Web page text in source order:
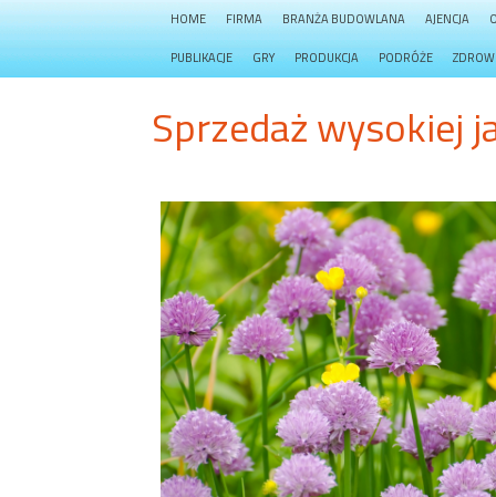
HOME FIRMA BRANŻA BUDOWLANA AJENCJA
PUBLIKACJE GRY PRODUKCJA PODRÓŻE
Sprzedaż wysokiej